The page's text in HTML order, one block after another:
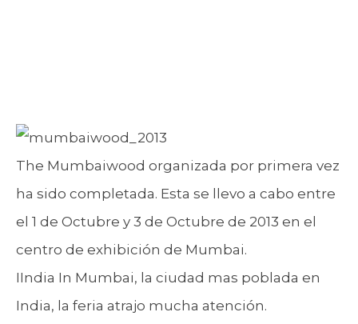
The Mumbaiwood organizada por primera vez
ha sido completada. Esta se llevo a cabo entre
el 1 de Octubre y 3 de Octubre de 2013 en el
centro de exhibición de Mumbai.
IIndia In Mumbai, la ciudad mas poblada en
India, la feria atrajo mucha atención.